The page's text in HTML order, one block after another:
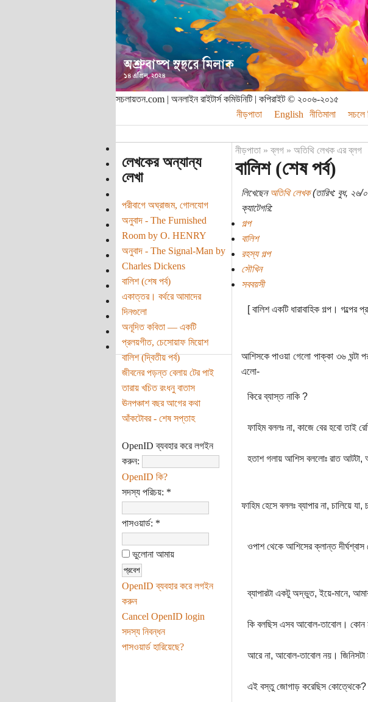
সচলায়তন.com | অনলাইন রাইটার্স কমিউনিটি | কপিরাইট © ২০০৬-২০১৫
নীড়পাতা
English নীতিমালা সচলে
লেখকের অন্যান্য
লেখা
পরীবাগে অঘ্রাজম, গোলযোগ
অনুবাদ - The Furnished
Room by O. HENRY
অনুবাদ - The Signal-Man by
Charles Dickens
বালিশ (শেষ পর্ব)
একাত্তর। বর্থরে আমাদের
দিনগুলো
অনূদিত কবিতা — একটি
প্রলয়গীত, চেসোয়াফ মিয়োশ
বালিশ (দ্বিতীয় পর্ব)
জীবনের পড়ন্ত বেলায় টের পাই
তারায় খচিত রংধনু বাতাস
ঊনপঞ্চাশ বছর আগের কথা
আঁকটোবর - শেষ সপ্তাহ
OpenID ব্যবহার করে লগইন
করুন:
OpenID কি?
সদস্য পরিচয়: *
পাসওয়ার্ড: *
ভুলোনা আমায়
OpenID ব্যবহার করে লগইন
করুন
Cancel OpenID login
সদস্য নিবন্ধন
পাসওয়ার্ড হারিয়েছে?
নীড়পাতা»ব্লগ» অতিথি লেখক এর ব্লগ
বালিশ (শেষ পর্ব)
লিখেছেনঅতিথি লেখক(তারিখ: বুধ, ২৬/
ক্যাটেগরি:
গল্প
বালিশ
রহস্য গল্প
সৌখিন
সববয়সী
[ বালিশ একটি ধারাবাহিক গল্প। গল্পের
আশিসকে পাওয়া গেলো পাক্কা ৩৬ ঘন্টা
এলো-
কিরে ব্যাস্ত নাকি ?
ফাহিম বললঃ না, কাজে বের হবো তাই
হতাশ গলায় আশিস বললোঃ রাত আটটা,
ফাহিম হেসে বললঃ ব্যাপার না, চালিয়ে
ওপাশ থেকে আশিসের ক্লান্ত
ব্যাপারটা একটু অদ্ভুত, ইয়ে-মানে,
কি বলছিস এসব আবোল-তাবোল। কোন
আরে না, আবোল-তাবোল নয়। জিনিসটা
এই বস্তু জোগাড় করেছিস কোত্থেকে?